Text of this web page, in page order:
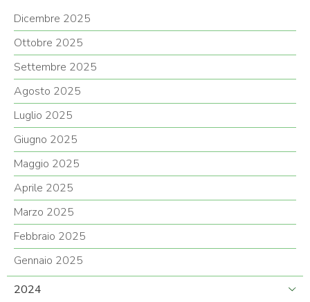
Dicembre 2025
Ottobre 2025
Settembre 2025
Agosto 2025
Luglio 2025
Giugno 2025
Maggio 2025
Aprile 2025
Marzo 2025
Febbraio 2025
Gennaio 2025
2024